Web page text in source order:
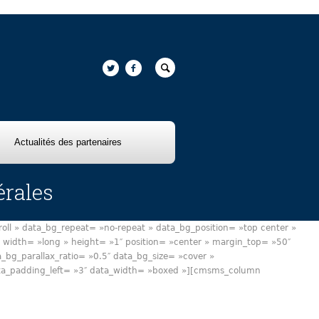
Actualités des partenaires
» data_bg_repeat= »no-repeat » data_bg_position= »top center »
»long » height= »1″ position= »center » margin_top= »50″
»0.5″ data_bg_size= »cover »
»3″ data_width= »boxed »][cmsms_column